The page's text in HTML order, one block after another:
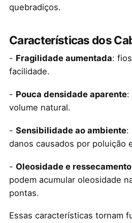
quebradiços.
Características dos
- Fragilidade aumentada:
facilidade.
- Pouca densidade aparente:
volume natural.
- Sensibilidade ao ambiente:
danos causados por poluição
- Oleosidade e
podem acumular oleosidade
pontas.
Essas características tornam